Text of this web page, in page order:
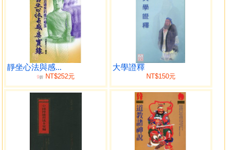
靜坐心法與感...
9折NT$252元
大學證釋
NT$150元